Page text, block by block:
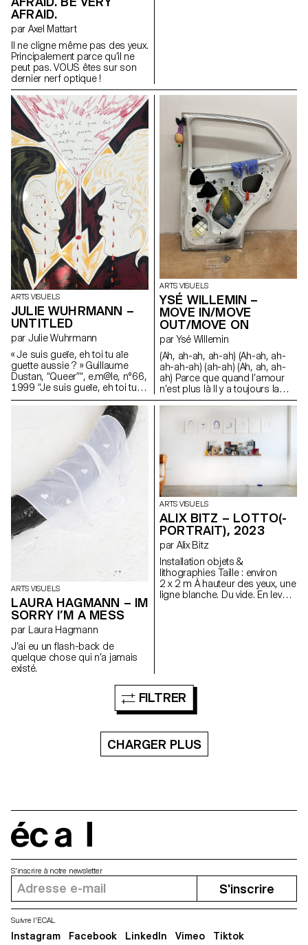
AFRAID.
par Axel Mattart
Il ne cligne même pas des yeux.
Principalement parce qu’il ne
peut pas. VOUS êtes sur son
dernier nerf optique !
plus d’efforts. J’essaierai de
de faire plus d’efforts.
J’essaierai de faire plus
d’efforts. J’essaierai de faire
plus d’efforts. J’essaierai de
faire plus d’efforts.
ARTS VISUELS
JULIE WUHRMANN –
UNTITLED
par Julie Wuhrmann
« Je suis gueïe, eh toi tu aïe
guette aussie ? » Guillaume
Dustan, “Queer”“, e.m@le, n°66,
1999 “Je suis gueïe, eh toi tu
aïe guette aussie?” Guillaume
Dustan, “Queer”, e.m@le, n°66,
ARTS VISUELS
YSÉ WILLEMIN –
MOVE IN/MOVE
OUT/MOVE ON
par Ysé Willemin
(Ah, ah-ah, ah-ah) (Ah-ah, ah-
ah-ah-ah) (ah-ah) (Ah, ah, ah-
ah) Parce que quand l’amour
n’est plus là Il y a toujours la
justice Et quand la justice n’est
quand la force disparaît Il y a
toujours maman, hi maman
(Ah, ah) (Ah, ah, ah-ah) Je n’ai
pas le choix, je ne sais pas ce
qu’il faut faire Alors tiens-moi,
maman, dans tes longs bras
Dans tes bras automatiques,
tes bras électroniques Dans
tes bras Alors tiens-moi,
maman, dans tes longs bras
Tes bras pétrochimiques, tes
bras militaires Dans tes bras
électroniques (Ah, ah-ah)
ARTS VISUELS
LAURA HAGMANN – IM
SORRY I’M A MESS
par Laura Hagmann
J’ai eu un flash-back de
quelque chose qui n’a jamais
existé.
ARTS VISUELS
ALIX BITZ – LOTTO(-
PORTRAIT), 2023
par Alix Bitz
Installation objets &
lithographies Taille : environ
2 x 2 m À hauteur des yeux, une
ligne blanche. Du vide. En levant
réapparaître. En dessous, une
collection d’objets, comme la
déambulation d’une vie menée
jusqu’à cet instant, qui se
objets, coulent les souvenirs. À
travers cette mise en scène se
brise la recherche d’un soi qui
FILTRER
CHARGER PLUS
S'inscrire à notre newsletter
S'inscrire
Suivre l'ECAL
Instagram Facebook LinkedIn Vimeo Tiktok